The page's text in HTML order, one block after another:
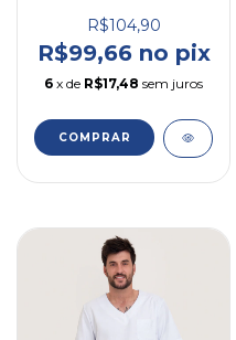
Masculina
R$104,90
R$99,66 no pix
6 x de R$17,48 sem juros
COMPRAR